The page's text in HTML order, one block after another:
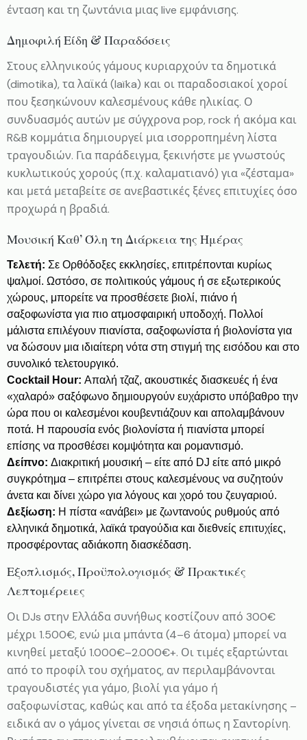
ένταση και τη ζωντάνια μιας live εμφάνισης.
Δημοφιλή Είδη & Παραδόσεις
Στους ελληνικούς γάμους κυριαρχούν τα δημοτικά
(dimotika), τα λαϊκά (laïka) και οι παραδοσιακοί χοροί
που ξεσηκώνουν καλεσμένους κάθε ηλικίας. Ο
συνδυασμός αυτών με σύγχρονα pop, rock ή ακόμα και
R&B κομμάτια δημιουργεί μια ισορροπημένη λίστα
τραγουδιών. Για παράδειγμα, ξεκινήστε με γνωστούς
κυκλωτικούς χορούς (π.χ. καλαματιανό) για «ζέσταμα»
και μετά μεταβείτε σε ανεβαστικές ξένες επιτυχίες όσο
προχωρά η βραδιά.
Μουσική Καθ’ Όλη τη Διάρκεια της Ημέρας
Τελετή: Σε Ορθόδοξες εκκλησίες, επιτρέπονται κυρίως
ψαλμοί. Ωστόσο, σε πολιτικούς γάμους ή σε εξωτερικούς
χώρους, μπορείτε να προσθέσετε βιολί, πιάνο ή
σαξοφωνίστα για πιο ατμοσφαιρική υποδοχή. Πολλοί
μάλιστα επιλέγουν πιανίστα, σαξοφωνίστα ή βιολονίστα για
να δώσουν μια ιδιαίτερη νότα στη στιγμή της εισόδου και στο
συνολικό τελετουργικό.
Cocktail Hour: Απαλή τζαζ, ακουστικές διασκευές ή ένα
«χαλαρό» σαξόφωνο δημιουργούν ευχάριστο υπόβαθρο την
ώρα που οι καλεσμένοι κουβεντιάζουν και απολαμβάνουν
ποτά. Η παρουσία ενός βιολονίστα ή πιανίστα μπορεί
επίσης να προσθέσει κομψότητα και ρομαντισμό.
Δείπνο: Διακριτική μουσική – είτε από DJ είτε από μικρό
συγκρότημα – επιτρέπει στους καλεσμένους να συζητούν
άνετα και δίνει χώρο για λόγους και χορό του ζευγαριού.
Δεξίωση: Η πίστα «ανάβει» με ζωντανούς ρυθμούς από
ελληνικά δημοτικά, λαϊκά τραγούδια και διεθνείς επιτυχίες,
προσφέροντας αδιάκοπη διασκέδαση.
Εξοπλισμός, Προϋπολογισμός & Πρακτικές
Λεπτομέρειες
Οι DJs στην Ελλάδα συνήθως κοστίζουν από 300€
μέχρι 1.500€, ενώ μια μπάντα (4–6 άτομα) μπορεί να
κινηθεί μεταξύ 1.000€–2.000€+. Οι τιμές εξαρτώνται
από το προφίλ του σχήματος, αν περιλαμβάνονται
τραγουδιστές για γάμο, βιολί για γάμο ή
σαξοφωνίστας, καθώς και από τα έξοδα μετακίνησης –
ειδικά αν ο γάμος γίνεται σε νησιά όπως η Σαντορίνη.